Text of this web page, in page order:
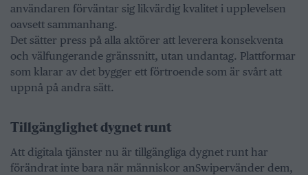
användaren förväntar sig likvärdig kvalitet i upplevelsen
oavsett sammanhang.
Det sätter press på alla aktörer att leverera konsekventa
och välfungerande gränssnitt, utan undantag. Plattformar
som klarar av det bygger ett förtroende som är svårt att
uppnå på andra sätt.
Tillgänglighet dygnet runt
Att digitala tjänster nu är tillgängliga dygnet runt har
förändrat inte bara när människor anSwipervänder dem,